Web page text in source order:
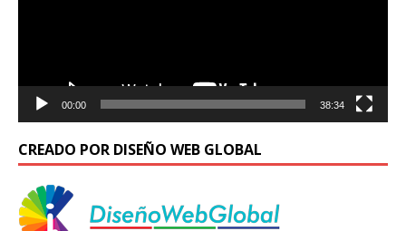
00:00 38:34
CREADO POR DISEÑO WEB GLOBAL